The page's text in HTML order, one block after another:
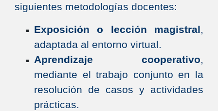
siguientes metodologías docentes:
Exposición o lección magistral,
adaptada al entorno virtual.
Aprendizaje cooperativo,
mediante el trabajo conjunto en la
resolución de casos y actividades
prácticas.